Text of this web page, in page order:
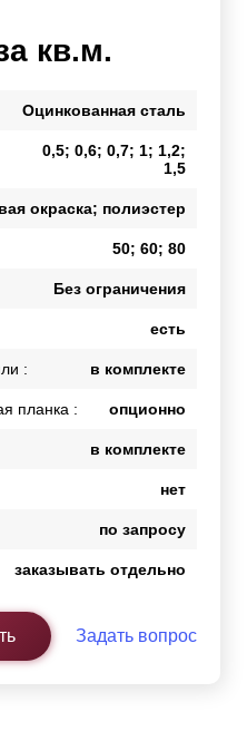
кв.м.
Оцинкованная сталь
0,5; 0,6; 0,7; 1; 1,2;
1,5
окраска; полиэстер
50; 60; 80
Без ограничения
есть
: в комплекте
планка : опционно
в комплекте
нет
по запросу
заказывать отдельно
Задать вопрос